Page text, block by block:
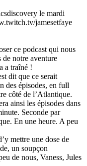
le mardi
jamesetfaye
ce podcast qui nous
de notre aventure
a traîné !
dit que ce serait
des épisodes, en full
côté de l’Atlantique.
ainsi les épisodes dans
Seconde par
En une heure. A peu
mettre une dose de
un soupçon
de nous, Vaness, Jules